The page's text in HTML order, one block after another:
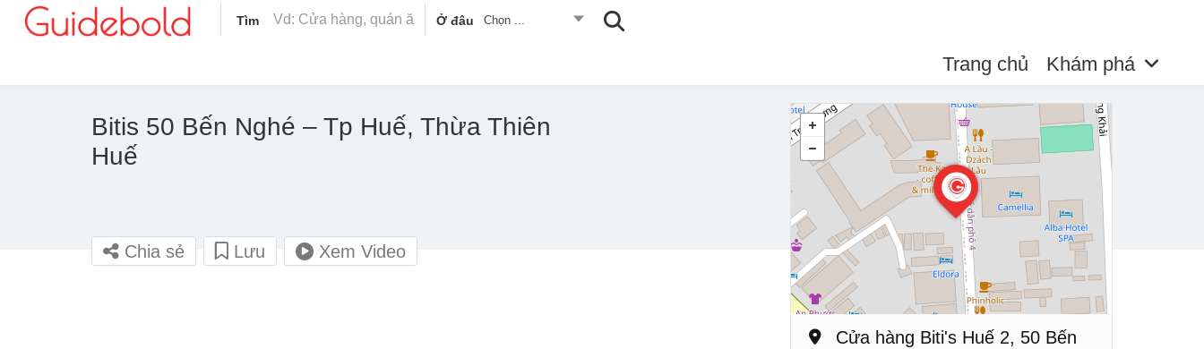
Tìm Ở đâu Chọn ...
Trang chủ Khám phá
Bitis 50 Bến Nghé – Tp Huế, Thừa Thiên
Huế
Chia sẻ Lưu Xem Video
Cửa hàng Biti's Huế 2, 50 Bến